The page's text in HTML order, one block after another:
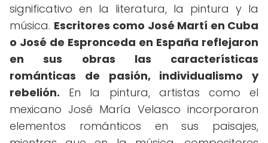
significativo en la literatura, la pintura y la
música. Escritores como José Martí en Cuba
o José de Espronceda en España reflejaron
en sus obras las características
románticas de pasión, individualismo y
rebelión. En la pintura, artistas como el
mexicano José María Velasco incorporaron
elementos románticos en sus paisajes,